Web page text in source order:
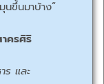
ขึ้นมาบ้าง“
ครศิริ
ร และ